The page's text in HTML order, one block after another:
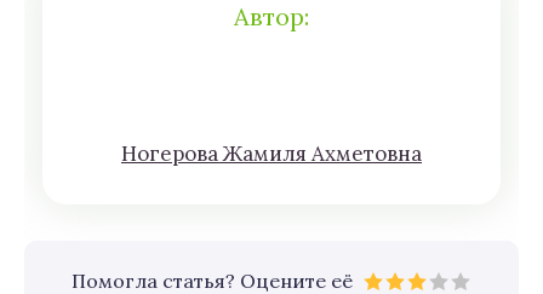
Автор:
Нoгeрова Жaмиля Aхмeтoвна
Помогла статья? Оцените её